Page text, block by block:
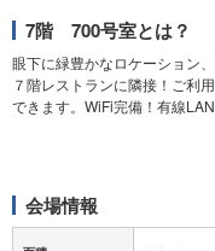
7階 700号室とは？
眼下に緑豊かなロケーション
７階レストランに隣接！ご利
できます。WiFi完備！有線LAN
会場情報